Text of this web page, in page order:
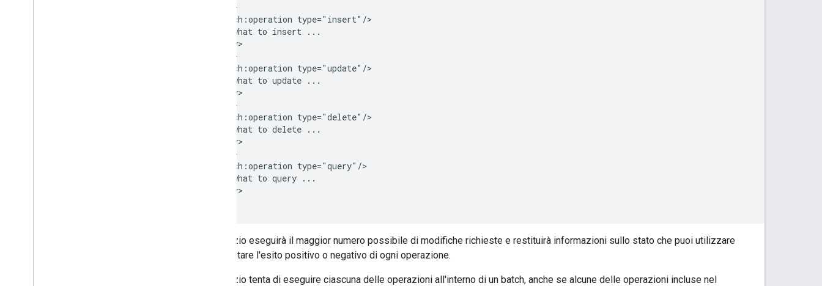
  <entry>
    <batch:operation type="insert"/>
    ... what to insert ...
  </entry>
  <entry>
    <batch:operation type="update"/>
    ... what to update ...
  </entry>
  <entry>
    <batch:operation type="delete"/>
    ... what to delete ...
  </entry>
  <entry>
    <batch:operation type="query"/>
    ... what to query ...
  </entry>
Il servizio eseguirà il maggior numero possibile di modifiche richieste e restituirà informazioni sullo stato che puoi utilizzare
per valutare l'esito positivo o negativo di ogni operazione.
Il servizio tenta di eseguire ciascuna delle operazioni all'interno di un batch, anche se alcune delle operazioni incluse nel